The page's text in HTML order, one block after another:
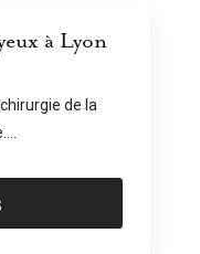
à Lyon
de la